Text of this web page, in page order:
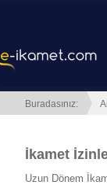
Buradasınız:
İkamet
Uzun Dönem